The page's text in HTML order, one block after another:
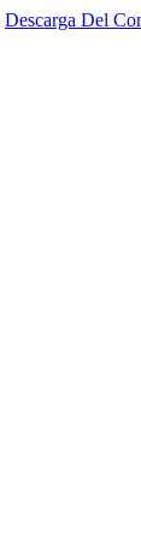
Descarga Del